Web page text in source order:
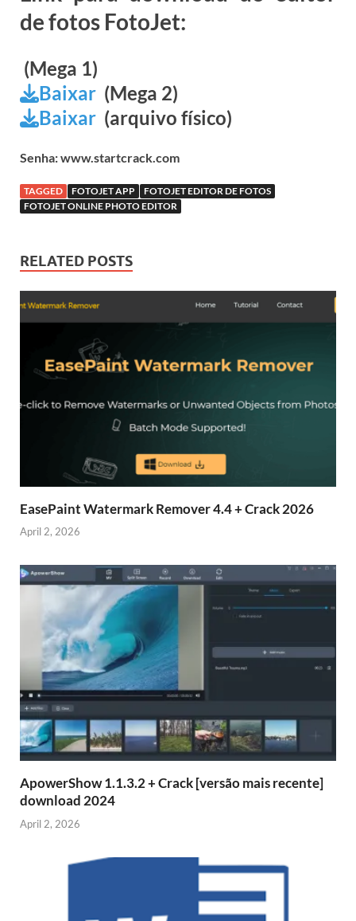
de fotos FotoJet:
(Mega 1)
Baixar (Mega 2)
Baixar (arquivo físico)
Senha: www.startcrack.com
TAGGED FOTOJET APP
FOTOJET EDITOR DE FOTOS
FOTOJET ONLINE PHOTO EDITOR
RELATED POSTS
EasePaint Watermark Remover 4.4 + Crack 2026
April 2, 2026
ApowerShow 1.1.3.2 + Crack [versão mais recente]
download 2024
April 2, 2026